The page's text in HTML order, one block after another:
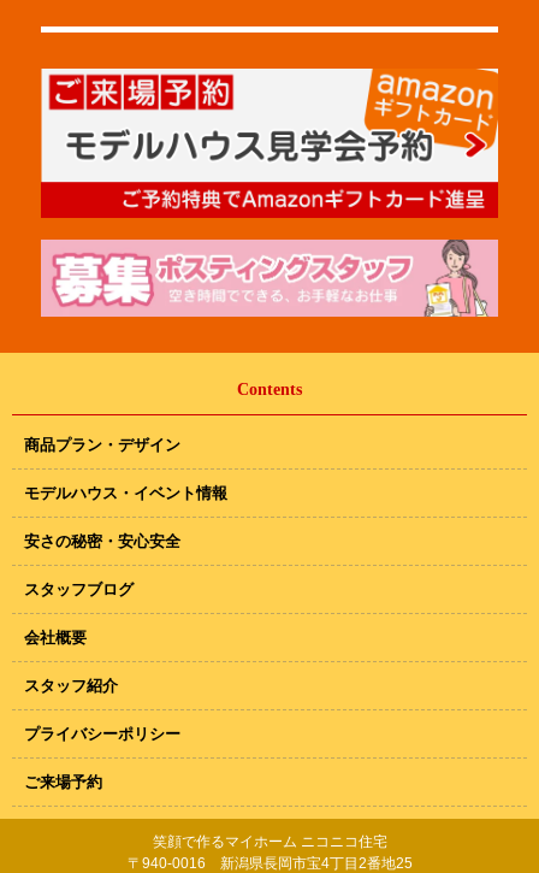
Contents
商品プラン・デザイン
モデルハウス・イベント情報
安さの秘密・安心安全
スタッフブログ
会社概要
スタッフ紹介
プライバシーポリシー
ご来場予約
笑顔で作るマイホーム ニコニコ住宅
〒940-0016 新潟県長岡市宝4丁目2番地25